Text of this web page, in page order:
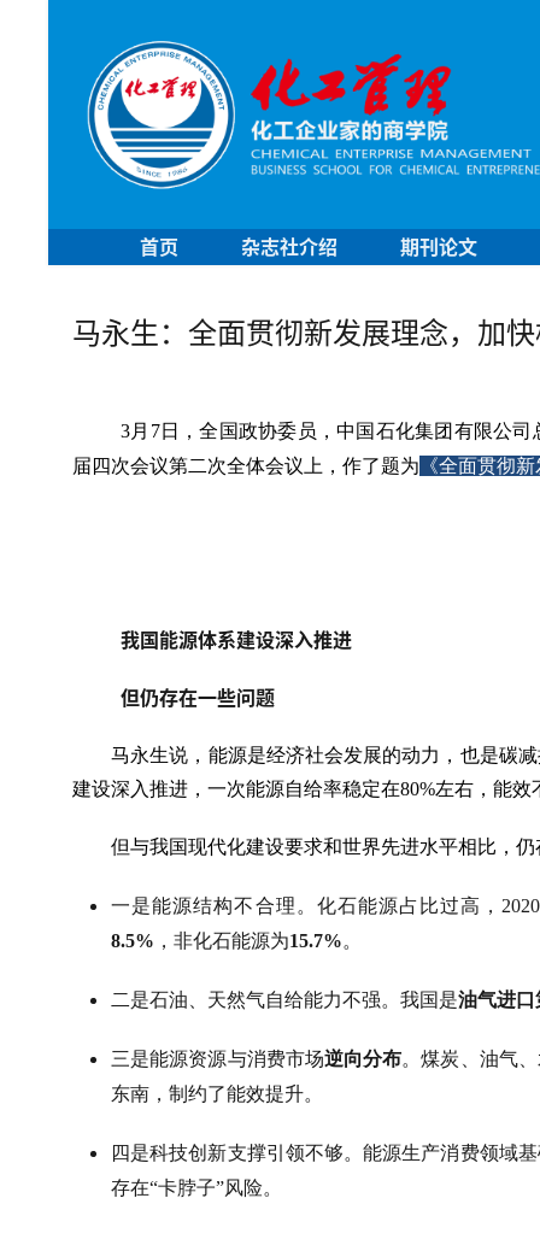
首页 杂志社介绍 期刊论文
马永生：全面贯彻新发展理念，加
3月7日，全国政协委员，中国石化集团有限公
届四次会议第二次全体会议上，作了题为 《全面贯彻
我国能源体系建设深入推进
但仍存在一些问题
马永生说，能源是经济社会发展的动力，也是碳
建设深入推进，一次能源自给率稳定在80%左右，能效
但与我国现代化建设要求和世界先进水平相比，
一是能源结构不合理。化石能源占比过高，
8.5% ，非化石能源为15.7%。
二是石油、天然气自给能力不强。我国是油气进口
三是能源资源与消费市场逆向分布。煤炭、油气
东南，制约了能效提升。
四是科技创新支撑引领不够。能源生产消费领域
存在“卡脖子”风险。